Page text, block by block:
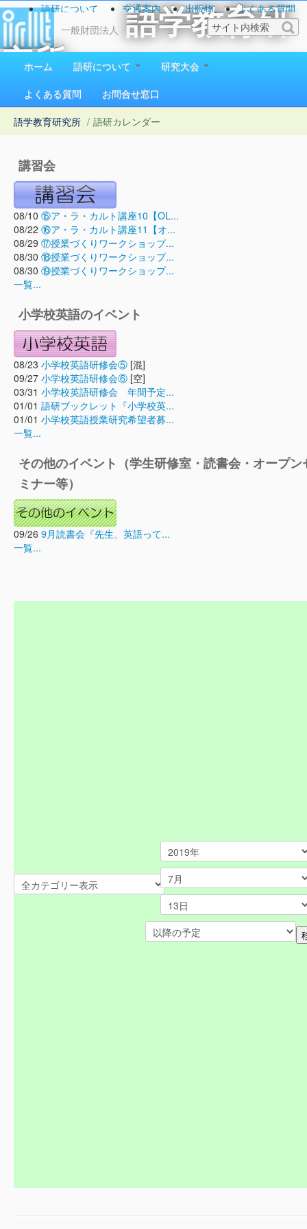
一般財団法人
語学教育研
究所
1923（大正12）年創立
語研について 交通案内 出版物
よくある質問
お問い合わせ
ホーム 語研について
研究大会
よくある質問
お問合せ窓口
語学教育研究所 / 語研カレンダー
講習会
08/10 ⑮ア・ラ・カルト講座10【OL...
08/22 ⑯ア・ラ・カルト講座11【オ...
08/29 ⑰授業づくりワークショップ...
08/30 ⑱授業づくりワークショップ...
08/30 ⑲授業づくりワークショップ...
一覧...
小学校英語のイベント
08/23 小学校英語研修会⑤ [混]
09/27 小学校英語研修会⑥ [空]
03/31 小学校英語研修会 年間予定...
01/01 語研ブックレット『小学校英...
01/01 小学校英語授業研究希望者募...
一覧...
その他のイベント（学生研修室・読書会・オープン
ミナー等）
09/26 9月読書会『先生、英語って...
一覧...